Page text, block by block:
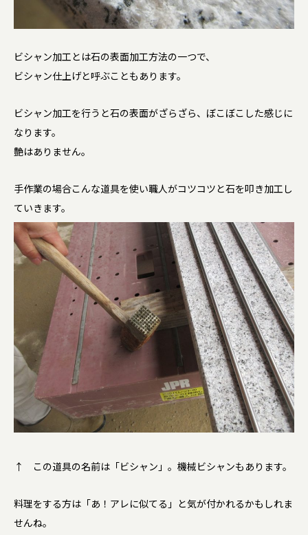
ビシャン加工とは石の表面加工方法の一つで、
ビシャン仕上げと呼ぶこともあります。
ビシャン加工を行うと石の表面がざらざら、ぼこぼこした感じに
なります。
艶はありません。
手作業の場合こんな道具を使い職人がコツコツと石を叩き加工し
ていきます。
↑ この道具の名前は「ビシャン」。機械ビシャンもあります。
料理をする方は「あ！アレに似てる」と気が付かれるかもしれま
せんね。